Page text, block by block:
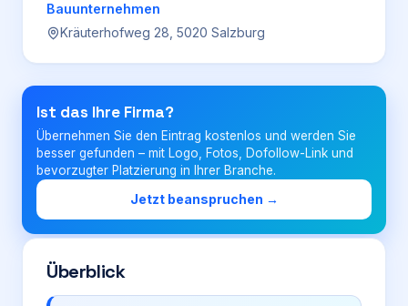
Für Firmen
Login
Firma eintragen
Bauunternehmen
Kräuterhofweg 28, 5020 Salzburg
Ist das Ihre Firma?
Übernehmen Sie den Eintrag kostenlos und werden Sie
besser gefunden – mit Logo, Fotos, Dofollow-Link und
bevorzugter Platzierung in Ihrer Branche.
Jetzt beanspruchen →
Überblick